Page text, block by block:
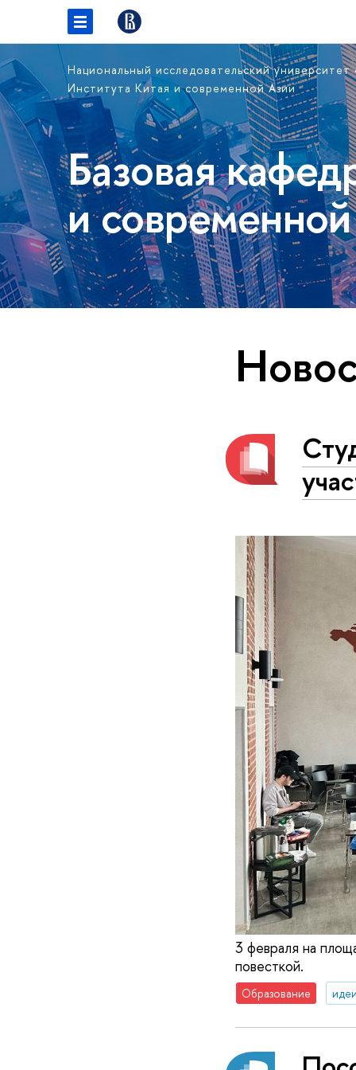
Национальный исследовательский
Института Китая и современной Азии
Базовая
и
3 февраля на
повесткой.
Образование